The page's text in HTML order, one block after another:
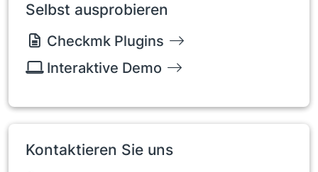
Selbst ausprobieren
Checkmk Plugins
Interaktive Demo
Kontaktieren Sie uns